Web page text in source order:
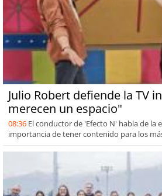
Julio Robert defiende la TV
merecen un espacio"
08:36 El conductor de 'Efecto N' habla de la
importancia de tener contenido para los